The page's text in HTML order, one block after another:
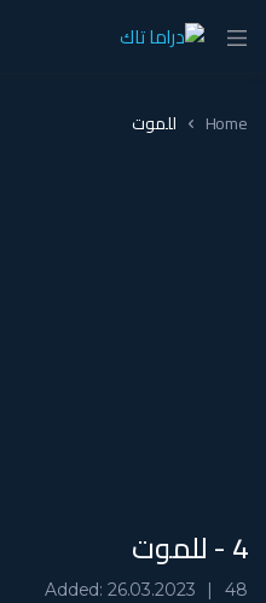
Home للموت
4 - للموت
48
Added: 26.03.2023